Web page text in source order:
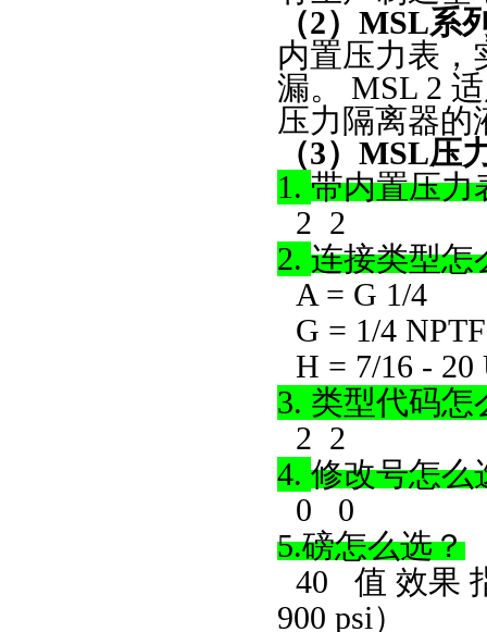
（2） MSL系
内置压力表，
漏。 MSL 2
压力隔离器的
（3）MSL压
1. 带内置压力
2 2
2. 连接类型怎
A = G 1/4
G = 1/4 NPTF
H = 7/16 - 20
3. 类型代码怎
2 2
4. 修改号怎么
0 0
5.磅怎么选？
40 值 效果
900 psi）